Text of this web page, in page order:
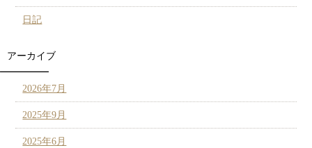
日記
アーカイブ
2026年7月
2025年9月
2025年6月